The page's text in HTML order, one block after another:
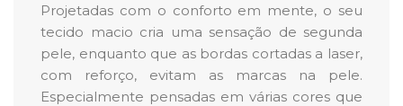
Projetadas com o conforto em mente, o seu
tecido macio cria uma sensação de segunda
pele, enquanto que as bordas cortadas a laser,
com reforço, evitam as marcas na pele.
Especialmente pensadas em várias cores que